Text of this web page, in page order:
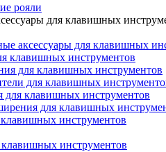
рояли
для клавишных
аксессуары для клавишных
клавишных инструментов
для клавишных инструментов
для клавишных
для клавишных инструментов
для клавишных
инструментов
инструментов